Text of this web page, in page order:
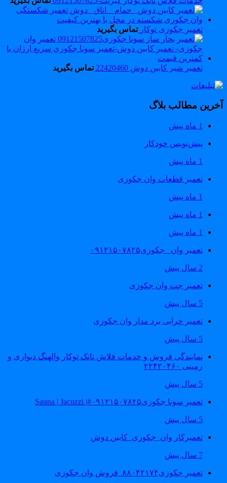
تعمیر جکوزی توکار تماس بگیرید
تعمیر شیر کابین دوش 22420460 تماس بگیرید
مطالب بلاگ
1 ماه پیش
پیش‌نویس خودکار
تعمیر قطعات وان جکوزی
1 ماه پیش
1 ماه پیش
تعمیر وان _جکوزی۰۹۱۲۱۵۰۷۸۲۵
تعمیر جت وان جکوزی
تعمیر خرابی برد مدار وان جکوزی
نمایندگی فروش و خدمات فلاش تانک توکار والهنگ دیواری و
زمینی ۲۲۴۲۰۴۶۰
تعمیر سونا جکوزی۰۹۱۲۱۵۰۷۸۲۵#| Sauna | Jacuzzi
تعمیرکار وان_جکوزی_کابین دوش
تعمیر جکوزی۸۸۰۴۲۱۷۴_فروش وان جکوزی